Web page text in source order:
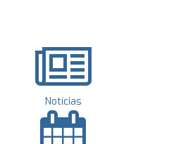
Notícias